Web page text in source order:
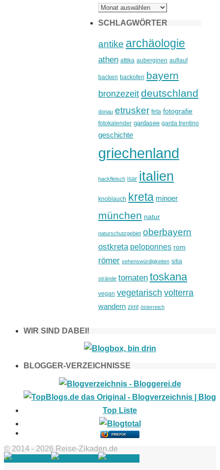
ARCHIV:
AB
2014
SCHLAGWÖRTER
antike archäologie
athen attika auberginen auflauf
backen backofen bayern
bronzezeit deutschland
donau etrusker feta fotografie
fotokalender gardasee garda trentino
geschichte
griechenland
hackfleisch isar italien
knoblauch kreta minoer
münchen natur
naturschutzgebiet oberbayern
ostkreta peloponnes rom
römer sehenswürdigkeiten sitia
strände tomaten toskana
vegan vegetarisch volterra
wandern zimt österreich
WIR SIND DABEI!
BLOGGER-VERZEICHNISSE
FIREFOX
© 2014 - 2026 Reise-Zikaden.de